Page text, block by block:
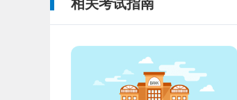
相关考试指南